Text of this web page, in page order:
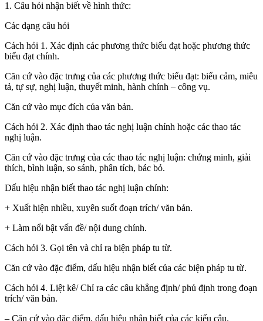
1. Câu hỏi nhận biết về hình thức:
Các dạng câu hỏi
Cách hỏi 1. Xác định các phương thức biểu đạt hoặc phương thức
biểu đạt chính.
Căn cứ vào đặc trưng của các phương thức biểu đạt: biểu cảm, miêu
tả, tự sự, nghị luận, thuyết minh, hành chính – công vụ.
Căn cứ vào mục đích của văn bản.
Cách hỏi 2. Xác định thao tác nghị luận chính hoặc các thao tác
nghị luận.
Căn cứ vào đặc trưng của các thao tác nghị luận: chứng minh, giải
thích, bình luận, so sánh, phân tích, bác bỏ.
Dấu hiệu nhận biết thao tác nghị luận chính:
+ Xuất hiện nhiều, xuyên suốt đoạn trích/ văn bản.
+ Làm nổi bật vấn đề/ nội dung chính.
Cách hỏi 3. Gọi tên và chỉ ra biện pháp tu từ.
Căn cứ vào đặc điểm, dấu hiệu nhận biết của các biện pháp tu từ.
Cách hỏi 4. Liệt kê/ Chỉ ra các câu khẳng định/ phủ định trong đoạn
trích/ văn bản.
– Căn cứ vào đặc điểm, dấu hiệu nhận biết của các kiểu câu.